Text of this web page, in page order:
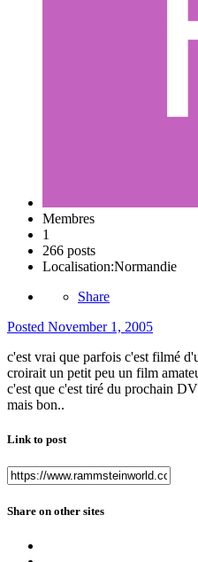
Membres
1
266 posts
Localisation:Normandie
Share
Posted November 1, 2005
c'est vrai que parfois c'est filmé
croirait un petit peu un film
c'est que c'est tiré du prochain
mais bon..
Link to post
Share on other sites